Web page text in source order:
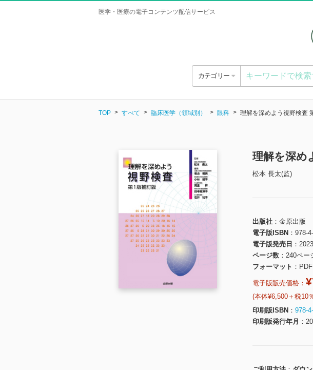
医学・医療の電子コンテンツ配信サービス
カテゴリー
TOP すべて 臨床医学（領域別） 眼科 理解を深めよう視野検査
理解を深め
松本 長太(監)
出版社
金原出版
電子版ISBN
978-
電子版発売日
ページ数
240ペー
フォーマット
電子版販売価格：
(本体¥6,500＋税10
印刷版ISBN
978-
印刷版発行年月